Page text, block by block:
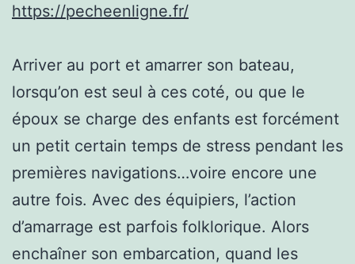
https://pecheenligne.fr/
Arriver au port et amarrer son bateau,
lorsqu’on est seul à ces coté, ou que le
époux se charge des enfants est forcément
un petit certain temps de stress pendant les
premières navigations…voire encore une
autre fois. Avec des équipiers, l’action
d’amarrage est parfois folklorique. Alors
enchaîner son embarcation, quand les